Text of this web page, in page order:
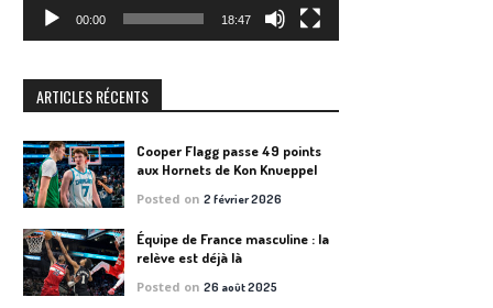
00:00 18:47
ARTICLES RÉCENTS
Cooper Flagg passe 49 points
aux Hornets de Kon Knueppel
Posted on2 février 2026
Équipe de France masculine : la
relève est déjà là
Posted on26 août 2025